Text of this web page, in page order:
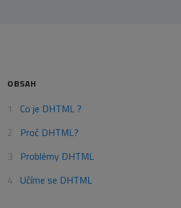
OBSAH
Co je DHTML ?
Proč DHTML?
Problémy DHTML
Učíme se DHTML